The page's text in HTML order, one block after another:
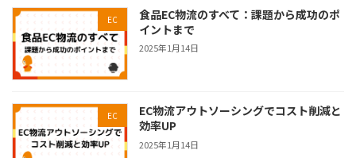
EC
食品EC物流のすべて：課題から成功のポ
イントまで
2025年1月14日
EC
EC物流アウトソーシングでコスト削減と
効率UP
2025年1月14日